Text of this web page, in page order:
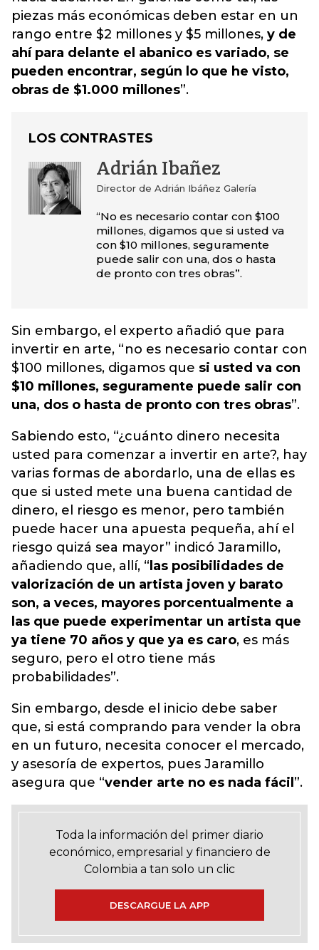
piezas más económicas deben estar en un
rango entre $2 millones y $5 millones, y de
ahí para delante el abanico es variado, se
pueden encontrar, según lo que he visto,
obras de $1.000 millones”.
LOS CONTRASTES
Adrián Ibañez
Director de Adrián Ibáñez Galería
“No es necesario contar con $100
millones, digamos que si usted va
con $10 millones, seguramente
puede salir con una, dos o hasta
de pronto con tres obras”.
Sin embargo, el experto añadió que para
invertir en arte, “no es necesario contar con
$100 millones, digamos que si usted va con
$10 millones, seguramente puede salir con
una, dos o hasta de pronto con tres obras”.
Sabiendo esto, “¿cuánto dinero necesita
usted para comenzar a invertir en arte?, hay
varias formas de abordarlo, una de ellas es
que si usted mete una buena cantidad de
dinero, el riesgo es menor, pero también
puede hacer una apuesta pequeña, ahí el
riesgo quizá sea mayor” indicó Jaramillo,
añadiendo que, allí, “ las posibilidades de
valorización de un artista joven y barato
son, a veces, mayores porcentualmente a
las que puede experimentar un artista que
ya tiene 70 años y que ya es caro, es más
seguro, pero el otro tiene más
probabilidades”.
Sin embargo, desde el inicio debe saber
que, si está comprando para vender la obra
en un futuro, necesita conocer el mercado,
y asesoría de expertos, pues Jaramillo
asegura que “vender arte no es nada fácil ”.
Toda la información del primer diario
económico, empresarial y financiero de
Colombia a tan solo un clic
DESCARGUE LA APP